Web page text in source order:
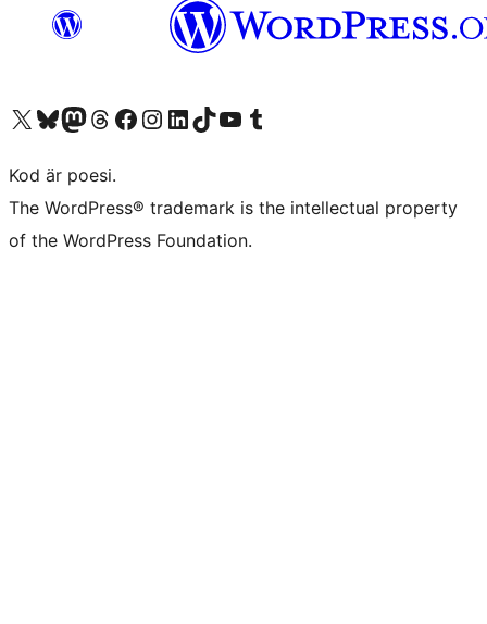
Besök vår X-konto (f.d. Twitter)
Besök vårt Bluesky-konto
Besök vårt Mastodon-konto
Besök vårt Thread-konto
Besök vår Facebook-sidaBesök vårt Instagram-konto
Besök vårt LinkedIn-konto
Besök vårt TikTok-konto
Besök vår YouTube-kanalBesök vårt Tumblr-konto
Kod är poesi.
The WordPress® trademark is the intellectual property
of the WordPress Foundation.